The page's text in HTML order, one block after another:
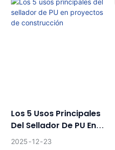
Los 5 Usos Principales
Del Sellador De PU En
Proyectos De
2025 12 23